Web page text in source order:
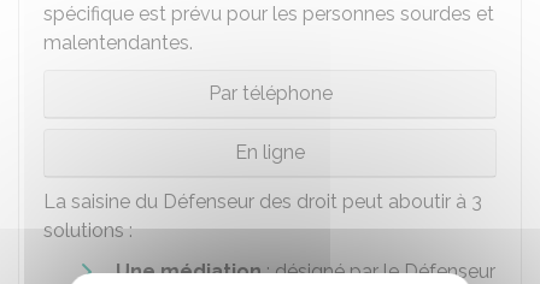
spécifique est prévu pour les personnes sourdes et
malentendantes.
Par téléphone
En ligne
La saisine du Défenseur des droit peut aboutir à 3
solutions :
Une médiation: désigné par le Défenseur